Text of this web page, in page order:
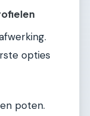
opties
poten.